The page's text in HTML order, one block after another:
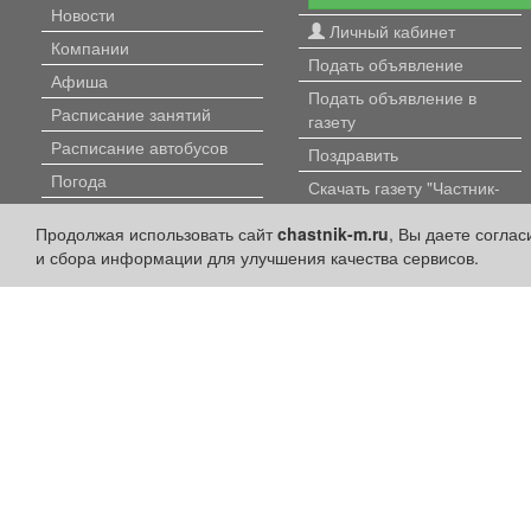
Продолжая использовать сайтchastnik-m.ru, Вы даете
и сбора информации для улучшения качества сервисов.
Новости
Компании
Афиша
Расписание занятий
Расписание автобусов
Погода
Наши вакансии
Личный кабинет
Подать объявление
Подать объявление в
газету
Поздравить
Скачать газету "Частник-
М"